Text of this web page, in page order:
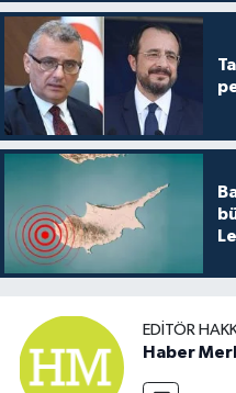
EDITÖR
Haber